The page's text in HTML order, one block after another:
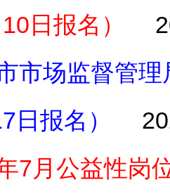
日报名）
市场监督管
日报名）
7月公益性岗